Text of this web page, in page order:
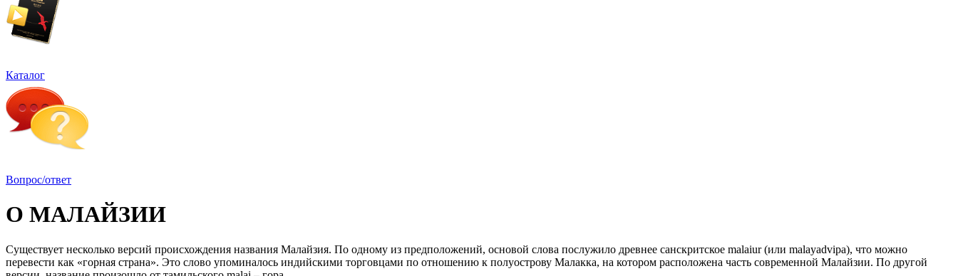
Каталог
Вопрос/ответ
О МАЛАЙЗИИ
Существует несколько версий происхождения названия Малайзия. По одному из предположений, основой слова послужило древнее санскритское malaiur (или malayadvipa), что можно
перевести как «горная страна». Это слово упоминалось индийскими торговцами по отношению к полуострову Малакка, на котором расположена часть современной Малайзии. По другой